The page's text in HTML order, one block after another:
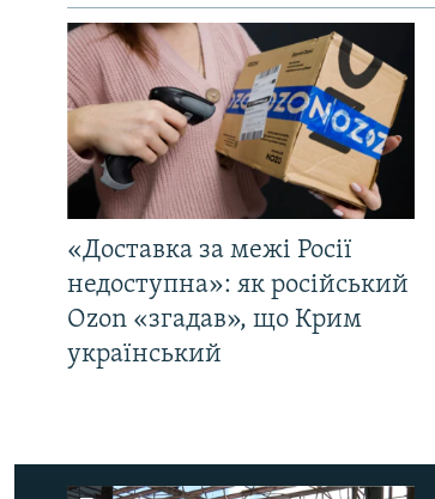
«Доставка за межі Росії
недоступна»: як російський
Ozon «згадав», що Крим
український